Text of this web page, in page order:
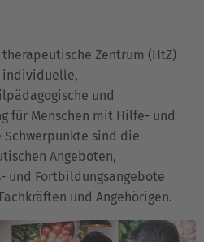
Zentrum (HtZ)
individuelle,
und
für Menschen mit Hilfe- und
Schwerpunkte sind die
Angeboten,
und Fortbildungsangebote
und Angehörigen.